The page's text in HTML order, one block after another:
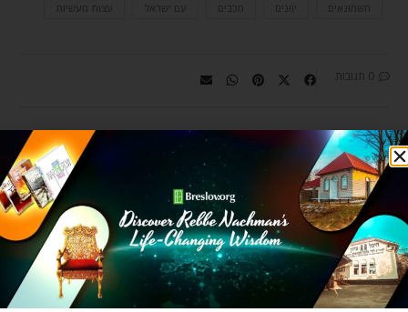
חשמונאים יוונים מכבים עם ישראל עצות מעשיות
0 תגובות
BRESLOV.ORG
מאמר הבא
מאמר קודם